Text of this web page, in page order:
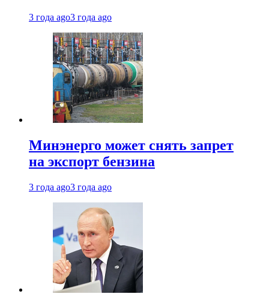
3 года ago3 года ago
Минэнерго может снять запрет
на экспорт бензина
3 года ago3 года ago